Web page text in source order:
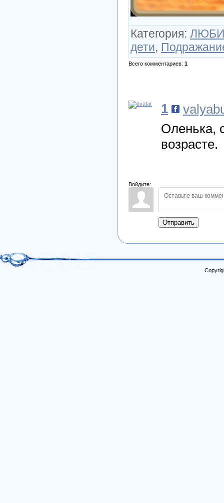
Категория:
дети,
Всего комментариев: 1
1
Оленька,
возрасте.
Войдите:
Отправить